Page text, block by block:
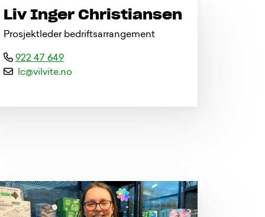
Liv Inger Christiansen
Prosjektleder bedriftsarrangement
922 47 649
o
n
.
e
t
i
v
i
v
@
c